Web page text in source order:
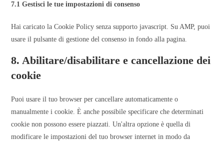
7.1 Gestisci le tue impostazioni di consenso
Hai caricato la Cookie Policy senza supporto javascript. Su AMP, puoi
usare il pulsante di gestione del consenso in fondo alla pagina.
8. Abilitare/disabilitare e cancellazione dei
cookie
Puoi usare il tuo browser per cancellare automaticamente o
manualmente i cookie. È anche possibile specificare che determinati
cookie non possono essere piazzati. Un'altra opzione è quella di
modificare le impostazioni del tuo browser internet in modo da